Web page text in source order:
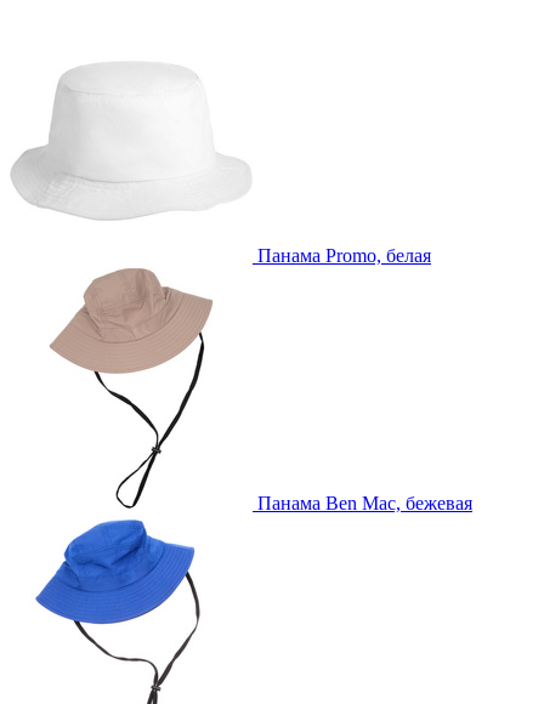
Панама Promo, белая
Панама Ben Mac, бежевая